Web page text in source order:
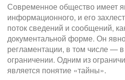
Современное общество имеет
информационного, и его
поток сведений и сообщений,
документальной форме. Он
регламентации, в том числе —
ограничении. Одним из
является понятие «тайны».